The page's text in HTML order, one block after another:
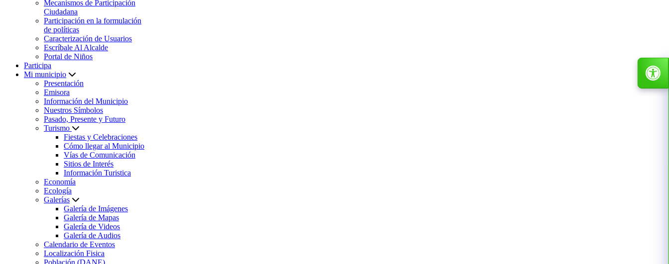
Mecanismos de Participación
Ciudadana
Participación en la formulación
de políticas
Caracterización de Usuarios
Escríbale Al Alcalde
Portal de Niños
Participa
Mi municipio
Presentación
Emisora
Información del Municipio
Nuestros Símbolos
Pasado, Presente y Futuro
Turismo
Fiestas y Celebraciones
Cómo llegar al Municipio
Vías de Comunicación
Sitios de Interés
Información Turistica
Economía
Ecología
Galerías
Galería de Imágenes
Galería de Mapas
Galería de Videos
Galería de Audios
Calendario de Eventos
Localización Fisica